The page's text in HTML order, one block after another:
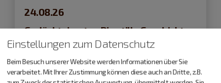
24.08.26
Gedächtnisorte - Die stille Geschichte
Gunzenhausens
Führungen und Exkursionen
Einstellungen zum Datenschutz
Beim Besuch unserer Website werden Informationen über Sie
verarbeitet. Mit Ihrer Zustimmung können diese auch an Dritte, z.B.